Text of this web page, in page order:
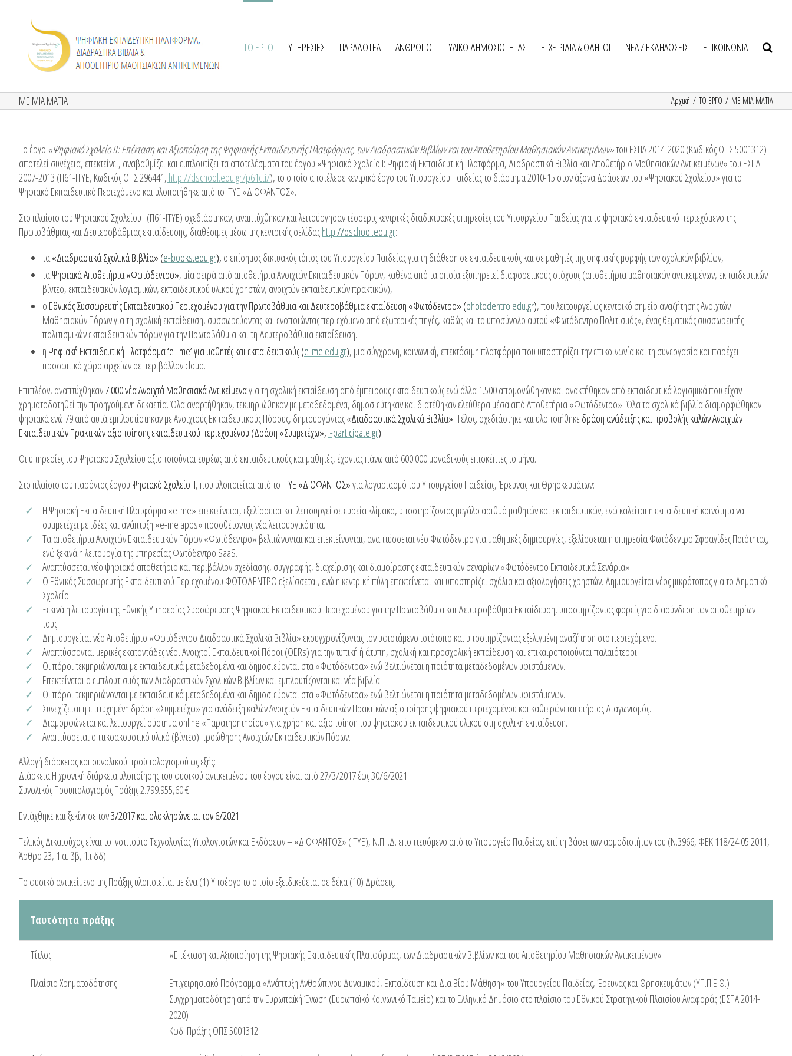
ΤΟ ΕΡΓΟ
ΥΠΗΡΕΣΙΕΣ ΠΑΡΑΔΟΤΕΑ ΑΝΘΡΩΠΟΙ ΥΛΙΚΟ ΔΗΜΟΣΙΟΤΗΤΑΣ ΕΓΧΕΙΡΙΔΙΑ & ΟΔΗΓΟΙ NEA / ΕΚΔΗΛΩΣΕΙΣ ΕΠΙΚΟΙΝΩΝΙΑ
ΜΕ ΜΙΑ ΜΑΤΙΑ Αρχική / ΤΟ ΕΡΓΟ / ΜΕ ΜΙΑ ΜΑΤΙΑ
Το έργο «Ψηφιακό Σχολείο ΙΙ: Επέκταση και Αξιοποίηση της Ψηφιακής Εκπαιδευτικής Πλατφόρμας, των Διαδραστικών Βιβλίων και του Αποθετηρίου Μαθησιακών Αντικειμένων»του ΕΣΠΑ 2014-2020 (Κωδικός ΟΠΣ 5001312)
αποτελεί συνέχεια, επεκτείνει, αναβαθμίζει και εμπλουτίζει τα αποτελέσματα του έργου «Ψηφιακό Σχολείο Ι: Ψηφιακή Εκπαιδευτική Πλατφόρμα, Διαδραστικά Βιβλία και Αποθετήριο Μαθησιακών Αντικειμένων» του ΕΣΠΑ
2007-2013 (Π61-ΙΤΥΕ, Κωδικός ΟΠΣ 296441, http://dschool.edu.gr/p61cti/), το οποίο αποτέλεσε κεντρικό έργο του Υπουργείου Παιδείας το διάστημα 2010-15 στον άξονα Δράσεων του «Ψηφιακού Σχολείου» για το
Ψηφιακό Εκπαιδευτικό Περιεχόμενο και υλοποιήθηκε από το ΙΤΥΕ «ΔΙΟΦΑΝΤΟΣ».
Στο πλαίσιο του Ψηφιακού Σχολείου Ι (Π61-ΙΤΥΕ) σχεδιάστηκαν, αναπτύχθηκαν και λειτούργησαν τέσσερις κεντρικές διαδικτυακές υπηρεσίες του Υπουργείου Παιδείας για το ψηφιακό εκπαιδευτικό περιεχόμενο της
Πρωτοβάθμιας και Δευτεροβάθμιας εκπαίδευσης, διαθέσιμες μέσω της κεντρικής σελίδαςhttp://dschool.edu.gr:
τα«Διαδραστικά Σχολικά Βιβλία» (e-books.edu.gr), ο επίσημος δικτυακός τόπος του Υπουργείου Παιδείας για τη διάθεση σε εκπαιδευτικούς και σε μαθητές της ψηφιακής μορφής των σχολικών βιβλίων,
ταΨηφιακά Αποθετήρια «Φωτόδεντρο», μία σειρά από αποθετήρια Ανοιχτών Εκπαιδευτικών Πόρων, καθένα από τα οποία εξυπηρετεί διαφορετικούς στόχους (αποθετήρια μαθησιακών αντικειμένων, εκπαιδευτικών
βίντεο, εκπαιδευτικών λογισμικών, εκπαιδευτικού υλικού χρηστών, ανοιχτών εκπαιδευτικών πρακτικών),
ο Εθνικός Συσσωρευτής Εκπαιδευτικού Περιεχομένου για την Πρωτοβάθμια και Δευτεροβάθμια εκπαίδευση «Φωτόδεντρο» (photodentro.edu.gr), που λειτουργεί ως κεντρικό σημείο αναζήτησης Ανοιχτών
Μαθησιακών Πόρων για τη σχολική εκπαίδευση, συσσωρεύοντας και ενοποιώντας περιεχόμενο από εξωτερικές πηγές, καθώς και το υποσύνολο αυτού «Φωτόδεντρο Πολιτισμός», ένας θεματικός συσσωρευτής
πολιτισμικών εκπαιδευτικών πόρων για την Πρωτοβάθμια και τη Δευτεροβάθμια εκπαίδευση.
η Ψηφιακή Εκπαιδευτική Πλατφόρμα ‘e–me’ για μαθητές και εκπαιδευτικούς (e-me.edu.gr), μια σύγχρονη, κοινωνική, επεκτάσιμη πλατφόρμα που υποστηρίζει την επικοινωνία και τη συνεργασία και παρέχει
προσωπικό χώρο αρχείων σε περιβάλλον cloud.
Επιπλέον, αναπτύχθηκαν7.000 νέα Ανοιχτά Μαθησιακά Αντικείμεναγια τη σχολική εκπαίδευση από έμπειρους εκπαιδευτικούς ενώ άλλα 1.500 απομονώθηκαν και ανακτήθηκαν από εκπαιδευτικά λογισμικά που είχαν
χρηματοδοτηθεί την προηγούμενη δεκαετία. Όλα αναρτήθηκαν, τεκμηριώθηκαν με μεταδεδομένα, δημοσιεύτηκαν και διατέθηκαν ελεύθερα μέσα από Αποθετήρια «Φωτόδεντρο». Όλα τα σχολικά βιβλία διαμορφώθηκαν
ψηφιακά ενώ 79 από αυτά εμπλουτίστηκαν με Ανοιχτούς Εκπαιδευτικούς Πόρους, δημιουργώντας «Διαδραστικά Σχολικά Βιβλία».Τέλος. σχεδιάστηκε και υλοποιήθηκε δράση ανάδειξης και προβολής καλών Ανοιχτών
Εκπαιδευτικών Πρακτικών αξιοποίησης εκπαιδευτικού περιεχομένου (Δράση «Συμμετέχω», i-participate.gr).
Οι υπηρεσίες του Ψηφιακού Σχολείου αξιοποιούνται ευρέως από εκπαιδευτικούς και μαθητές, έχοντας πάνω από 600.000 μοναδικούς επισκέπτες το μήνα.
Στο πλαίσιο του παρόντος έργου Ψηφιακό Σχολείο ΙΙ, που υλοποιείται από το ΙΤΥΕ «ΔΙΟΦΑΝΤΟΣ»για λογαριασμό του Υπουργείου Παιδείας, Έρευνας και Θρησκευμάτων:
Η Ψηφιακή Εκπαιδευτική Πλατφόρμα «e-me» επεκτείνεται, εξελίσσεται και λειτουργεί σε ευρεία κλίμακα, υποστηρίζοντας μεγάλο αριθμό μαθητών και εκπαιδευτικών, ενώ καλείται η εκπαιδευτική κοινότητα να
συμμετέχει με ιδέες και ανάπτυξη «e-me apps» προσθέτοντας νέα λειτουργικότητα.
Τα αποθετήρια Ανοιχτών Εκπαιδευτικών Πόρων «Φωτόδεντρο» βελτιώνονται και επεκτείνονται, αναπτύσσεται νέο Φωτόδεντρο για μαθητικές δημιουργίες, εξελίσσεται η υπηρεσία Φωτόδεντρο Σφραγίδες Ποιότητας,
ενώ ξεκινά η λειτουργία της υπηρεσίας Φωτόδεντρο SaaS.
Αναπτύσσεται νέο ψηφιακό αποθετήριο και περιβάλλον σχεδίασης, συγγραφής, διαχείρισης και διαμοίρασης εκπαιδευτικών σεναρίων «Φωτόδεντρο Εκπαιδευτικά Σενάρια».
Ο Εθνικός Συσσωρευτής Εκπαιδευτικού Περιεχομένου ΦΩΤΟΔΕΝΤΡΟ εξελίσσεται, ενώ η κεντρική πύλη επεκτείνεται και υποστηρίζει σχόλια και αξιολογήσεις χρηστών. Δημιουργείται νέος μικρότοπος για το Δημοτικό
Σχολείο.
Ξεκινά η λειτουργία της Εθνικής Υπηρεσίας Συσσώρευσης Ψηφιακού Εκπαιδευτικού Περιεχομένου για την Πρωτοβάθμια και Δευτεροβάθμια Εκπαίδευση, υποστηρίζοντας φορείς για διασύνδεση των αποθετηρίων
τους.
Δημιουργείται νέο Αποθετήριο «Φωτόδεντρο Διαδραστικά Σχολικά Βιβλία» εκσυγχρονίζοντας τον υφιστάμενο ιστότοπο και υποστηρίζοντας εξελιγμένη αναζήτηση στο περιεχόμενο.
Αναπτύσσονται μερικές εκατοντάδες νέοι Ανοιχτοί Εκπαιδευτικοί Πόροι (OERs) για την τυπική ή άτυπη, σχολική και προσχολική εκπαίδευση και επικαιροποιούνται παλαιότεροι.
Οι πόροι τεκμηριώνονται με εκπαιδευτικά μεταδεδομένα και δημοσιεύονται στα «Φωτόδεντρα» ενώ βελτιώνεται η ποιότητα μεταδεδομένων υφιστάμενων.
Επεκτείνεται ο εμπλουτισμός των Διαδραστικών Σχολικών Βιβλίων και εμπλουτίζονται και νέα βιβλία.
Οι πόροι τεκμηριώνονται με εκπαιδευτικά μεταδεδομένα και δημοσιεύονται στα «Φωτόδεντρα» ενώ βελτιώνεται η ποιότητα μεταδεδομένων υφιστάμενων.
Συνεχίζεται η επιτυχημένη δράση «Συμμετέχω» για ανάδειξη καλών Ανοιχτών Εκπαιδευτικών Πρακτικών αξιοποίησης ψηφιακού περιεχομένου και καθιερώνεται ετήσιος Διαγωνισμός.
Διαμορφώνεται και λειτουργεί σύστημα online «Παρατηρητηρίου» για χρήση και αξιοποίηση του ψηφιακού εκπαιδευτικού υλικού στη σχολική εκπαίδευση.
Αναπτύσσεται οπτικοακουστικό υλικό (βίντεο) προώθησης Ανοιχτών Εκπαιδευτικών Πόρων.
Αλλαγή διάρκειας και συνολικού προϋπολογισμού ως εξής:
Διάρκεια Η χρονική διάρκεια υλοποίησης του φυσικού αντικειμένου του έργου είναι από 27/3/2017 έως 30/6/2021.
Συνολικός Προϋπολογισμός Πράξης 2.799.955,60 €
Εντάχθηκε και ξεκίνησε τον3/2017 και ολοκληρώνεται τον 6/2021.
Τελικός Δικαιούχος είναι το Ινστιτούτο Τεχνολογίας Υπολογιστών και Εκδόσεων – «ΔΙΟΦΑΝΤΟΣ» (ΙΤΥΕ), Ν.Π.Ι.Δ. εποπτευόμενο από το Υπουργείο Παιδείας, επί τη βάσει των αρμοδιοτήτων του (Ν.3966, ΦΕΚ 118/24.05.2011,
Άρθρο 23, 1.α. ββ, 1.ι.δδ).
Το φυσικό αντικείμενο της Πράξης υλοποιείται με ένα (1) Υποέργο το οποίο εξειδικεύεται σε δέκα (10) Δράσεις.
Ταυτότητα πράξης
Τίτλος
«Επέκταση και Αξιοποίηση της Ψηφιακής Εκπαιδευτικής Πλατφόρμας, των Διαδραστικών Βιβλίων και του Αποθετηρίου Μαθησιακών Αντικειμένων»
Πλαίσιο Χρηματοδότησης
Επιχειρησιακό Πρόγραμμα «Ανάπτυξη Ανθρώπινου Δυναμικού, Εκπαίδευση και Δια Βίου Μάθηση» του Υπουργείου Παιδείας, Έρευνας και Θρησκευμάτων (ΥΠ.Π.Ε.Θ.)
Συγχρηματοδότηση από την Ευρωπαϊκή Ένωση (Ευρωπαϊκό Κοινωνικό Ταμείο) και το Ελληνικό Δημόσιο στο πλαίσιο του Εθνικού Στρατηγικού Πλαισίου Αναφοράς (ΕΣΠΑ 2014-
2020)
Κωδ. Πράξης ΟΠΣ 5001312